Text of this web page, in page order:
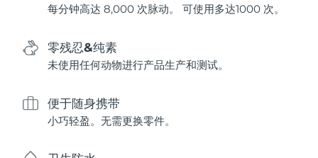
每分钟高达 8,000 次脉动。 可使用多达1000 次。
零残忍&纯素
未使用任何动物进行产品生产和测试。
便于随身携带
小巧轻盈。无需更换零件。